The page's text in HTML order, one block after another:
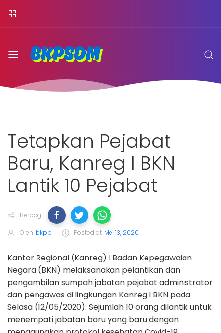
Tetapkan Pejabat
Baru, Kanreg I BKN
Lantik 10 Pejabat
Berbagi
Oleh bkpp Posted at Mei 13, 2020
Kantor Regional (Kanreg) I Badan Kepegawaian
Negara (BKN) melaksanakan pelantikan dan
pengambilan sumpah jabatan pejabat administrator
dan pengawas di lingkungan Kanreg I BKN pada
Selasa (12/05/2020). Sejumlah 10 orang dilantik untuk
menempati jabatan baru yang baru dengan